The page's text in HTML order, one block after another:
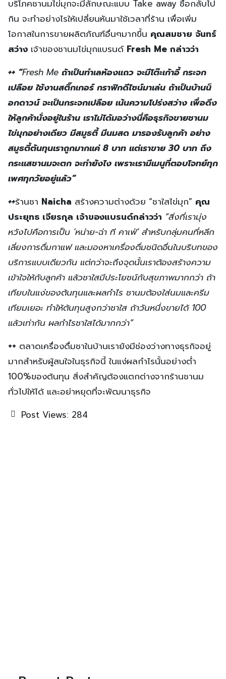
บริโภคชานมไข่มุกจะมีลักษณะแบบ Take away ซื้อกลับไป
กิน จะทำอย่างไรให้เปลี่ยนหันมาใช้เวลาที่ร้าน เพื่อเพิ่ม
โอกาสในการขายผลิตภัณฑ์อื่นๆมากขึ้น คุณสมชาย จันทร์
สว่าง เจ้าของชานมไข่มุกแบรนด์ Fresh Me กล่าวว่า
++ “Fresh Me ถ้าเป็นทำเลห้องแถว จะมีโต๊ะเก้าอี้ กระจก
เปลือย ใช้งานสติ๊กเกอร์ กราฟิกดีไซน์มาเล่น ถ้าเป็นบ้านน็
อกดาวน์ จะเป็นกระจกเปลือย เน้นความโปร่งสว่าง เพื่อดึง
ให้ลูกค้านั่งอยู่ในร้าน เราไม่ได้มอว่างนี่คือธุรกิจขายชานม
ไข่มุกอย่างเดียว มีสมูธตี้ มีนมสด มารองรับลูกค้า อย่าง
สมูธตี้ต้นทุนเราถูกมากแค่ 8 บาท แต่เราขาย 30 บาท ถึง
กระแสชานมจะตก จะทำยังไง เพราะเรามีเมนูที่ตอบโจทย์ทุก
เพศทุกวัยอยู่แล้ว”
++ร้านชา Naicha สร้างความต่างด้วย “ชาใสไข่มุก” คุณ
ประยุทธ เจียรกุล เจ้าของแบรนด์กล่าวว่า “สิ่งที่เรามุ่ง
หวังไปคือการเป็น ‘หน่าย-ฉ่า ที คาเฟ่’ สำหรับกลุ่มคนที่หลีก
เลี่ยงการดื่มกาแฟ และมองหาเครื่องดื่มชนิดอื่นในบริบทของ
บริการแบบเดียวกัน แต่กว่าจะถึงจุดนั้นเราต้องสร้างความ
เข้าใจให้กับลูกค้า แล้วชาใสมีประโยชน์กับสุขภาพมากกว่า ถ้า
เทียบในแง่ของต้นทุนและผลกำไร ชานมต้องใส่นมและครีม
เทียมเยอะ ทำให้ต้นทุนสูงกว่าชาใส ถ้าวันหนึ่งขายได้ 100
แล้วเท่ากัน ผลกำไรชาใสได้มากกว่า”
++ ตลาดเครื่องดื่มชาในบ้านเรายังมีช่องว่างทางธุรกิจอยู่
มากสำหรับผู้สนใจในธุรกิจนี้ ในแง่ผลกำไรนั้นอย่างต่ำ
100%ของต้นทุน สิ่งสำคัญต้องแตกต่างจากร้านชานม
ทั่วไปให้ได้ และอย่าหยุดที่จะพัฒนาธุรกิจ
Post Views: 284